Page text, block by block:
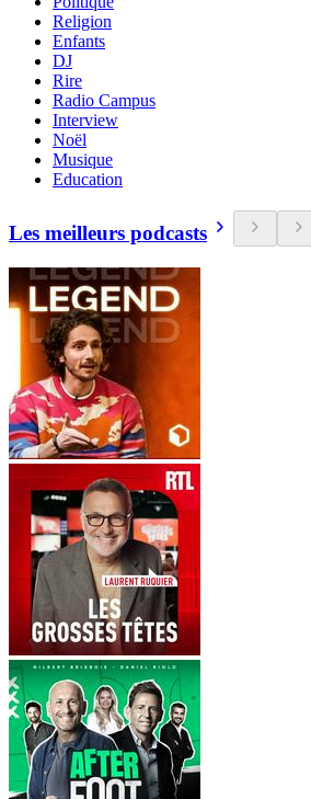
Religion
Enfants
DJ
Rire
Radio Campus
Interview
Noël
Musique
Education
Les meilleurs podcasts